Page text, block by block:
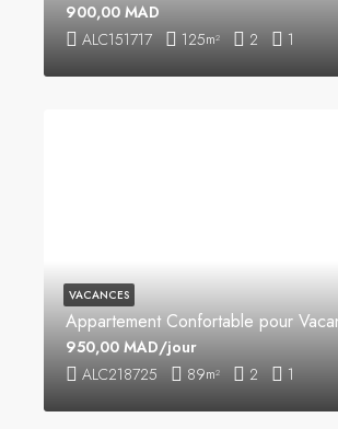
ALC151717 125m² 2 1
900,00 MAD
ALC218725 89m² 2 1
950,00 MAD/jour
VACANCES